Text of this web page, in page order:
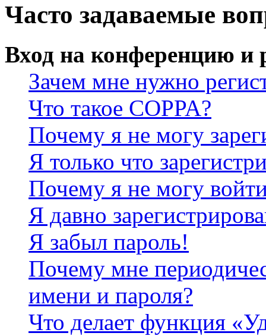
Часто задаваемые
Вход на конференцию и
Зачем мне нужно
Что такое COPPA?
Почему я не могу
Я только что
Почему я не могу
Я давно
Я забыл пароль!
Почему мне
имени и пароля?
Что делает функция